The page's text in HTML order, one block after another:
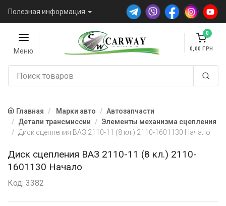
Полезная информация
Меню
0
0,00
Главная Марки авто
Автозапчасти
Детали трансмиссии
Элементы механизма сцепления
Диск сцепления ВАЗ 2110-11 (8 кл.) 2110-1601130 Начало
Диск сцепления ВАЗ 2110-11 (8 кл.) 2110-
1601130 Начало
Код: 3382